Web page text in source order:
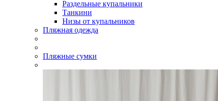
Раздельные купальники
Танкини
Низы от купальников
Пляжная одежда
Пляжные сумки